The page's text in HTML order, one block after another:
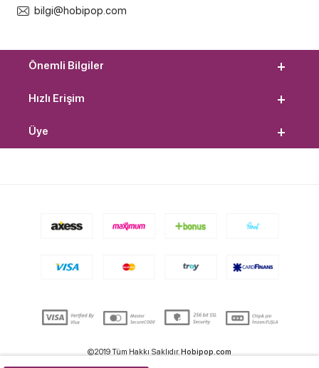
bilgi@hobipop.com
Önemli Bilgiler
Hızlı Erişim
Üye
©2019 Tüm Hakkı Saklıdır.Hobipop.com